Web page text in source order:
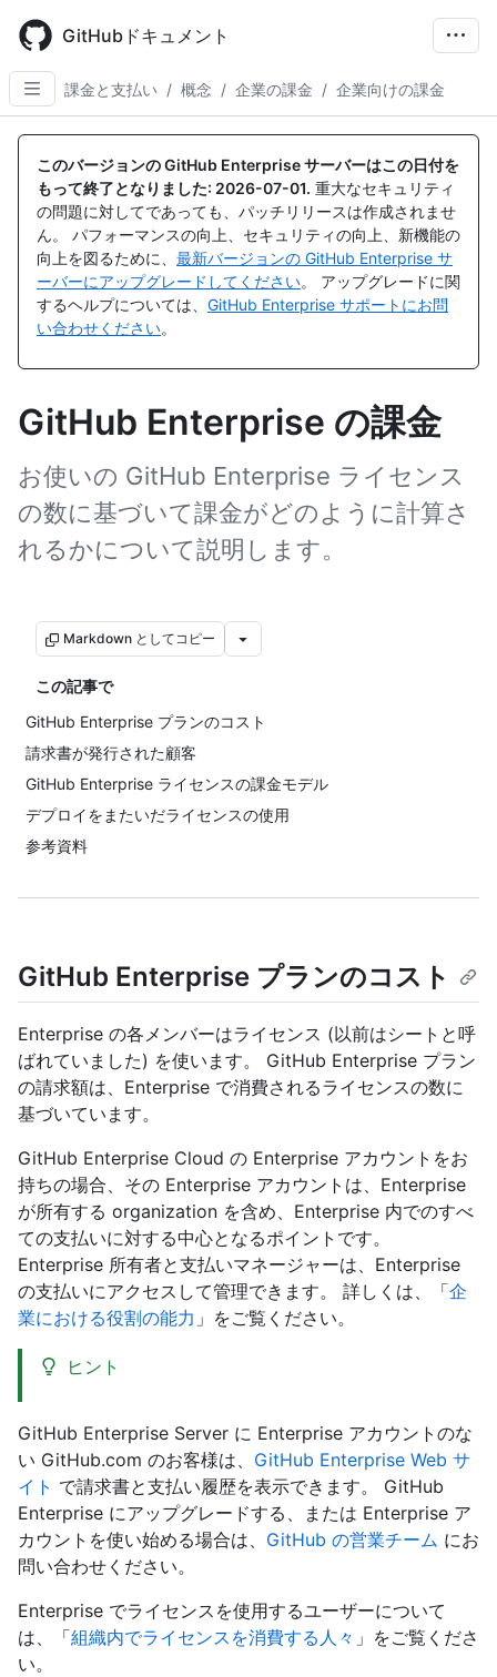
main
content
GitHubドキュメント
課金と支払い / 概念 / 企業の課金 / 企業向けの課金
このバージョンの GitHub Enterprise サーバーはこの日付を
もって終了となりました: 2026-07-01. 重大なセキュリティ
の問題に対してであっても、パッチリリースは作成されませ
ん。 パフォーマンスの向上、セキュリティの向上、新機能の
向上を図るために、 最新バージョンの GitHub Enterprise サ
ーバーにアップグレードしてください。 アップグレードに関
するヘルプについては、 GitHub Enterprise サポートにお問
い合わせください。
GitHub Enterprise の課金
お使いの GitHub Enterprise ライセンス
の数に基づいて課金がどのように計算さ
れるかについて説明します。
Markdown としてコピー
この記事で
GitHub Enterprise プランのコスト
請求書が発行された顧客
GitHub Enterprise ライセンスの課金モデル
デプロイをまたいだライセンスの使用
参考資料
GitHub Enterprise プランのコスト
Enterprise の各メンバーはライセンス (以前はシートと呼
ばれていました) を使います。 GitHub Enterprise プラン
の請求額は、Enterprise で消費されるライセンスの数に
基づいています。
GitHub Enterprise Cloud の Enterprise アカウントをお
持ちの場合、その Enterprise アカウントは、Enterprise
が所有する organization を含め、Enterprise 内でのすべ
ての支払いに対する中心となるポイントです。
Enterprise 所有者と支払いマネージャーは、Enterprise
の支払いにアクセスして管理できます。 詳しくは、「企
業における役割の能力 」をご覧ください。
ヒント
GitHub Enterprise Server に Enterprise アカウントのな
い GitHub.com のお客様は、 GitHub Enterprise Web サ
イト で請求書と支払い履歴を表示できます。 GitHub
Enterprise にアップグレードする、または Enterprise ア
カウントを使い始める場合は、 GitHub の営業チーム にお
問い合わせください。
Enterprise でライセンスを使用するユーザーについて
は、「組織内でライセンスを消費する人々 」をご覧くださ
い。